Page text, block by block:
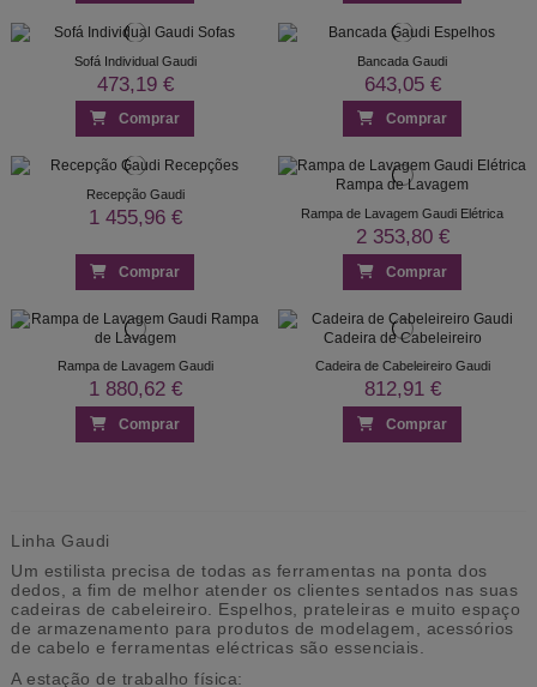
Sofá Individual Gaudi
473,19 €
Comprar
Bancada Gaudi
643,05 €
Comprar
Recepção Gaudi
1 455,96 €
Comprar
Rampa de Lavagem Gaudi Elétrica
2 353,80 €
Comprar
Rampa de Lavagem Gaudi
1 880,62 €
Comprar
Cadeira de Cabeleireiro Gaudi
812,91 €
Comprar
Linha Gaudi
Um estilista precisa de todas as ferramentas na ponta dos
dedos, a fim de melhor atender os clientes sentados nas suas
cadeiras de cabeleireiro. Espelhos, prateleiras e muito espaço
de armazenamento para produtos de modelagem, acessórios
de cabelo e ferramentas eléctricas são essenciais.
A estação de trabalho física: